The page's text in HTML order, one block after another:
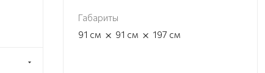
Габариты
91 см × 91 см × 197 см